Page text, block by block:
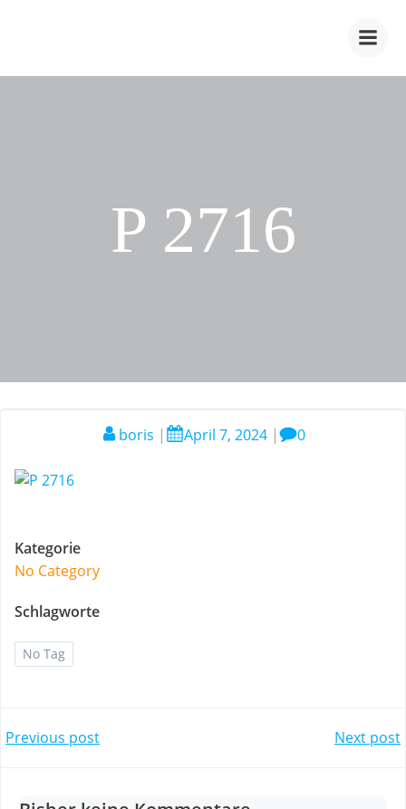
P 2716
boris | April 7, 2024 | 0
Kategorie
No Category
Schlagworte
No Tag
Post
navigation
Previous post
navigation
Next post